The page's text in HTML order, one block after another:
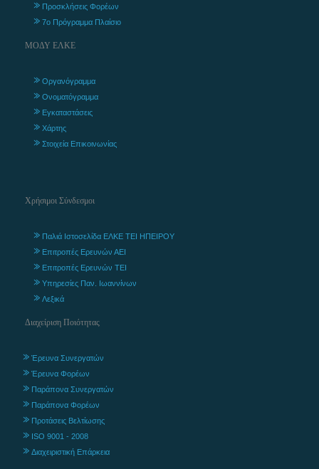
Προσκλήσεις Φορέων
7ο Πρόγραμμα Πλαίσιο
ΜΟΔΥ ΕΛΚΕ
Οργανόγραμμα
Ονοματόγραμμα
Εγκαταστάσεις
Χάρτης
Στοιχεία Επικοινωνίας
Χρήσιμοι Σύνδεσμοι
Παλιά Ιστοσελίδα ΕΛΚΕ ΤΕΙ ΗΠΕΙΡΟΥ
Επιτροπές Ερευνών ΑΕΙ
Επιτροπές Ερευνών ΤΕΙ
Υπηρεσίες Παν. Ιωαννίνων
Λεξικά
Διαχείριση Ποιότητας
Έρευνα Συνεργατών
Έρευνα Φορέων
Παράπονα Συνεργατών
Παράπονα Φορέων
Προτάσεις Βελτίωσης
ISO 9001 - 2008
Διαχειριστική Επάρκεια